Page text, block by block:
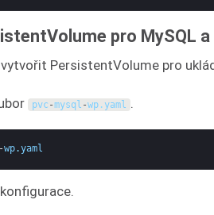
pro MySQL
PersistentVolume pro
pvc -mysql -wp.yaml .
-wp.yaml